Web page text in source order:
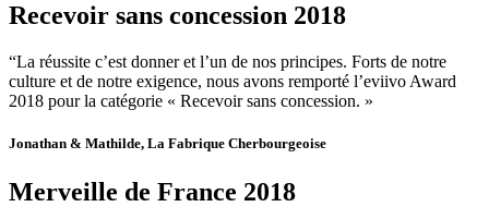
Recevoir sans concession 2018
“La réussite c’est donner et l’un de nos principes. Forts de notre
culture et de notre exigence, nous avons remporté l’eviivo Award
2018 pour la catégorie « Recevoir sans concession. »
Jonathan & Mathilde, La Fabrique Cherbourgeoise
Merveille de France 2018